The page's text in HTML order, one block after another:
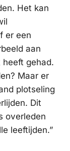
Het kan
er een
aan
gehad.
Maar er
plotseling
Dit
overleden
leeftijden.”